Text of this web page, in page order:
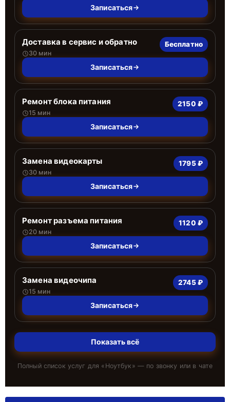
Записаться
Доставка в сервис и обратно
30 мин
Бесплатно
Записаться
Ремонт блока питания
15 мин
2150 ₽
Записаться
Замена видеокарты
30 мин
1795 ₽
Записаться
Ремонт разъема питания
20 мин
1120 ₽
Записаться
Замена видеочипа
15 мин
2745 ₽
Записаться
Показать всё
Полный список услуг для « Ноутбук » — по звонку или в чате